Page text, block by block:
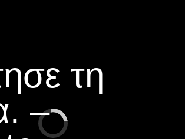
τη
–